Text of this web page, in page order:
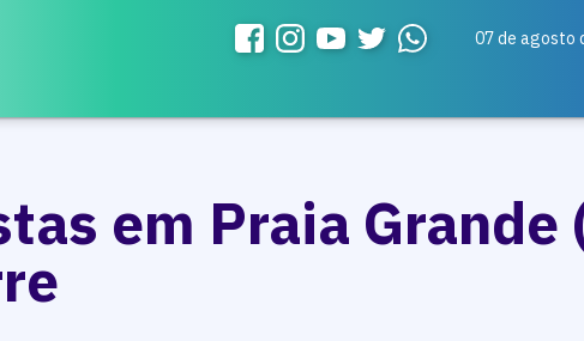
07 de agosto
em Praia Grande